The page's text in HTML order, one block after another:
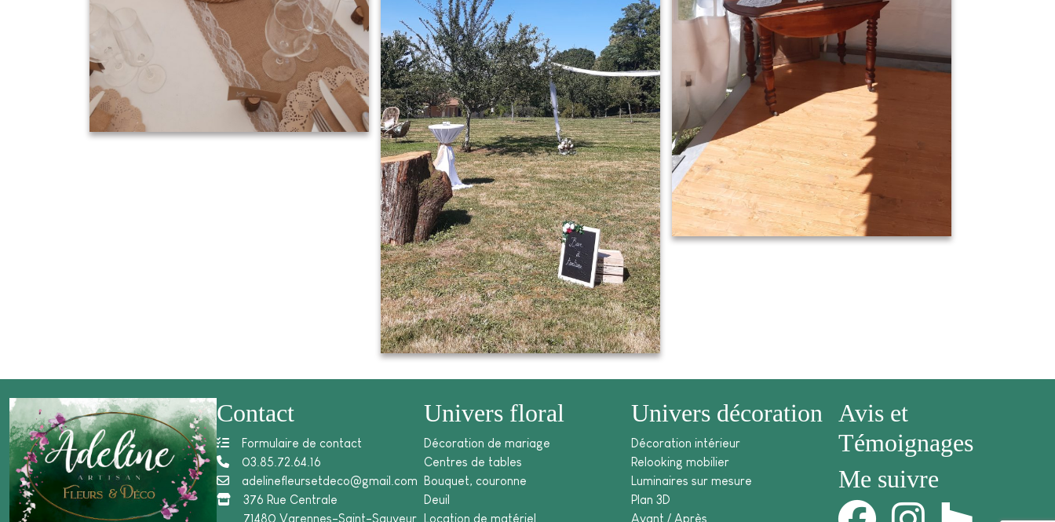
Contact
Formulaire de contact
03.85.72.64.16
adelinefleursetdeco@gmail.com
376 Rue Centrale
71480 Varennes-Saint-Sauveur
Univers floral
Décoration de mariage
Centres de tables
Bouquet, couronne
Deuil
Location de matériel
Univers décoration
Décoration intérieur
Relooking mobilier
Luminaires sur mesure
Plan 3D
Avant / Après
Avis et
Témoignages
Me suivre